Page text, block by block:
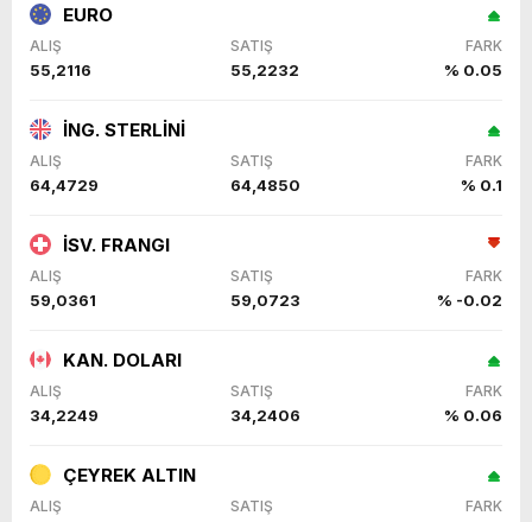
EURO
ALIŞ SATIŞ FARK
55,2116 55,2232 % 0.05
İNG. STERLİNİ
ALIŞ SATIŞ FARK
64,4729 64,4850 % 0.1
İSV. FRANGI
ALIŞ SATIŞ FARK
59,0361 59,0723 % -0.02
KAN. DOLARI
ALIŞ SATIŞ FARK
34,2249 34,2406 % 0.06
ÇEYREK ALTIN
ALIŞ SATIŞ FARK